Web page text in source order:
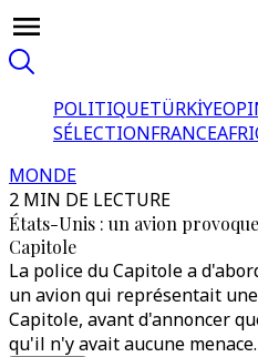
POLITIQUETÜRKİYE
SÉLECTIONFRANCE
MONDE
2 MIN DE LECTURE
États-Unis : un avion
Capitole
La police du Capitole a
un avion qui représentait
Capitole, avant d'annoncer
qu'il n'y avait aucune menace.